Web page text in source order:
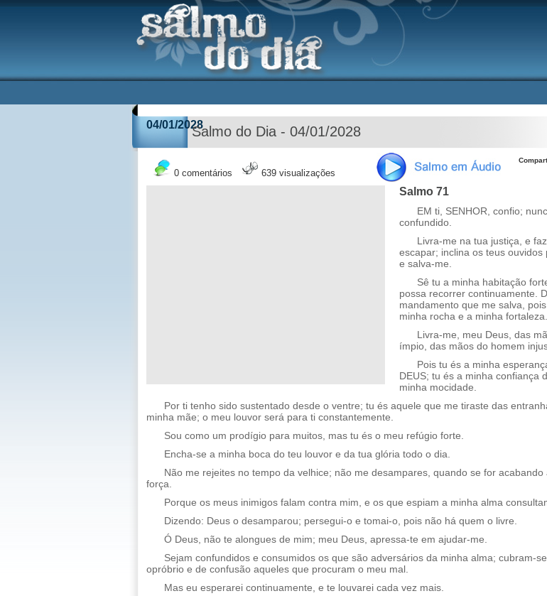
04/01/2028Salmo do Dia - 04/01/2028
0 comentários 639 visualizações
Salmo 71
EM ti, SENHOR, confio;
confundido.
Livra-me na tua justiça, e
escapar; inclina os teus ouvidos
e salva-me.
Sê tu a minha habitação
possa recorrer continuamente.
mandamento que me salva,
minha rocha e a minha fortaleza.
Livra-me, meu Deus, das
ímpio, das mãos do homem
Pois tu és a minha
DEUS; tu és a minha confiança
minha mocidade.
Por ti tenho sido sustentado desde o ventre; tu és aquele que me tiraste das
minha mãe; o meu louvor será para ti constantemente.
Sou como um prodígio para muitos, mas tu és o meu refúgio forte.
Encha-se a minha boca do teu louvor e da tua glória todo o dia.
Não me rejeites no tempo da velhice; não me desampares, quando se for acabando
força.
Porque os meus inimigos falam contra mim, e os que espiam a minha alma
Dizendo: Deus o desamparou; persegui-o e tomai-o, pois não há quem o livre.
Ó Deus, não te alongues de mim; meu Deus, apressa-te em ajudar-me.
Sejam confundidos e consumidos os que são adversários da minha alma; cubram-
opróbrio e de confusão aqueles que procuram o meu mal.
Mas eu esperarei continuamente, e te louvarei cada vez mais.